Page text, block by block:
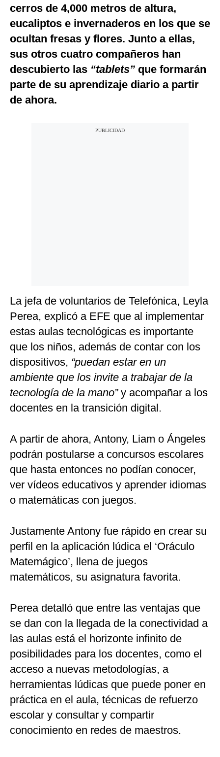
cerros de 4,000 metros de altura,
eucaliptos e invernaderos en los que se
ocultan fresas y flores. Junto a ellas,
sus otros cuatro compañeros han
descubierto las “tablets” que formarán
parte de su aprendizaje diario a partir
de ahora.
La jefa de voluntarios de Telefónica, Leyla
Perea, explicó a EFE que al implementar
estas aulas tecnológicas es importante
que los niños, además de contar con los
dispositivos, “puedan estar en un
ambiente que los invite a trabajar de la
tecnología de la mano”y acompañar a los
docentes en la transición digital.
A partir de ahora, Antony, Liam o Ángeles
podrán postularse a concursos escolares
que hasta entonces no podían conocer,
ver vídeos educativos y aprender idiomas
o matemáticas con juegos.
Justamente Antony fue rápido en crear su
perfil en la aplicación lúdica el ‘Oráculo
Matemágico’, llena de juegos
matemáticos, su asignatura favorita.
Perea detalló que entre las ventajas que
se dan con la llegada de la conectividad a
las aulas está el horizonte infinito de
posibilidades para los docentes, como el
acceso a nuevas metodologías, a
herramientas lúdicas que puede poner en
práctica en el aula, técnicas de refuerzo
escolar y consultar y compartir
conocimiento en redes de maestros.